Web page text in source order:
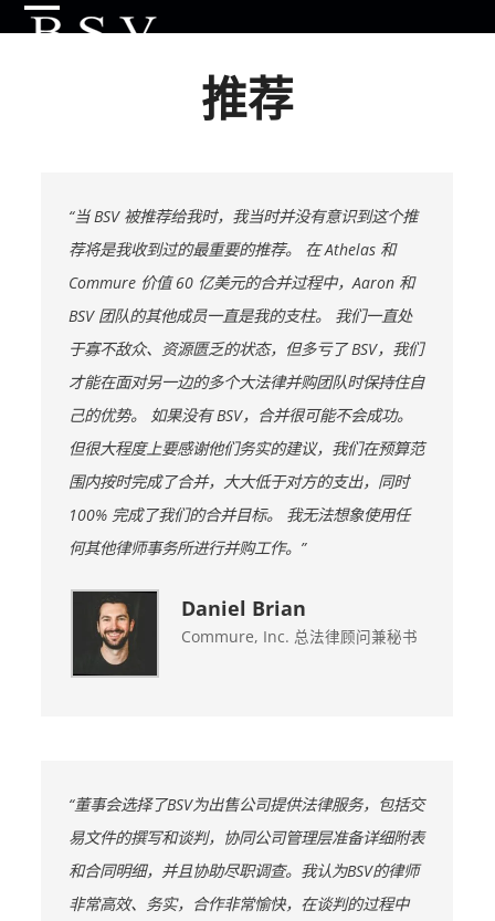
Skip
Open
Close
推荐
“当 BSV 被推荐给我时，我当时并没有意识到这个推
荐将是我收到过的最重要的推荐。 在 Athelas 和
Commure 价值 60 亿美元的合并过程中，Aaron 和
BSV 团队的其他成员一直是我的支柱。 我们一直处
于寡不敌众、资源匮乏的状态，但多亏了 BSV，我们
才能在面对另一边的多个大法律并购团队时保持住自
己的优势。 如果没有 BSV，合并很可能不会成功。
但很大程度上要感谢他们务实的建议，我们在预算范
围内按时完成了合并，大大低于对方的支出，同时
100% 完成了我们的合并目标。 我无法想象使用任
何其他律师事务所进行并购工作。”
Daniel Brian
Commure, Inc. 总法律顾问兼秘书
“董事会选择了BSV为出售公司提供法律服务，包括交
易文件的撰写和谈判，协同公司管理层准备详细附表
和合同明细，并且协助尽职调查。我认为BSV的律师
非常高效、务实，合作非常愉快，在谈判的过程中